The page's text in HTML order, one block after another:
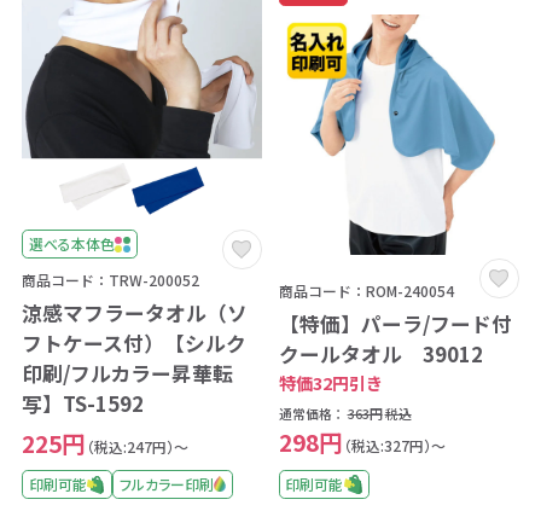
選べる本体色
商品コード：TRW-200052
涼感マフラータオル（ソ
フトケース付）【シルク
印刷/フルカラー昇華転
写】TS-1592
225円 （税込:247円）～
印刷可能
フルカラー印刷
商品コード：ROM-240054
【特価】パーラ/フード付
クールタオル 39012
特価32円引き
通常価格： 363円税込
298円 （税込:327円）～
印刷可能